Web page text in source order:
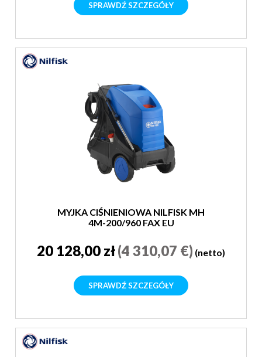
SPRAWDŹ SZCZEGÓŁY
MYJKA CIŚNIENIOWA NILFISK MH
4M-200/960 FAX EU
20 128,00 zł(4 310,07 €) (netto)
SPRAWDŹ SZCZEGÓŁY